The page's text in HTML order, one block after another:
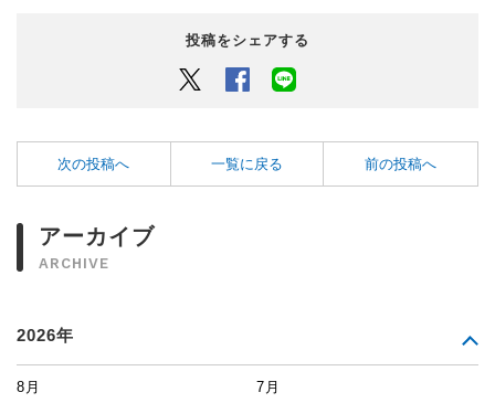
投稿をシェアする
Twitter Facebook
次の投稿へ 一覧に戻る 前の投稿へ
アーカイブ
ARCHIVE
2026年
8月 7月